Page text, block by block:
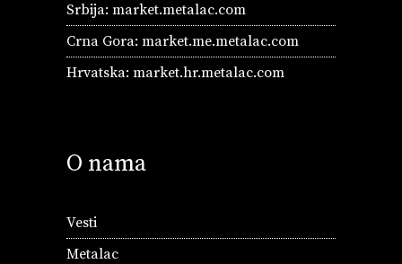
Srbija: market.metalac.com
Crna Gora: market.me.metalac.com
Hrvatska: market.hr.metalac.com
O nama
Vesti
Metalac